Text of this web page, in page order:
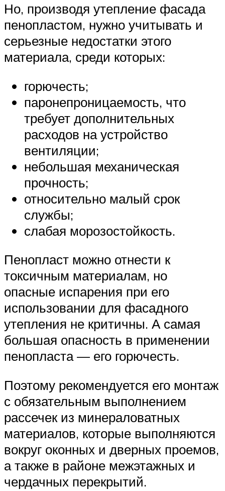
Но, производя утепление фасада
пенопластом, нужно учитывать и
серьезные недостатки этого
материала, среди которых:
горючесть;
паронепроницаемость, что
требует дополнительных
расходов на устройство
вентиляции;
небольшая механическая
прочность;
относительно малый срок
службы;
слабая морозостойкость.
Пенопласт можно отнести к
токсичным материалам, но
опасные испарения при его
использовании для фасадного
утепления не критичны. А самая
большая опасность в применении
пенопласта — его горючесть.
Поэтому рекомендуется его монтаж
с обязательным выполнением
рассечек из минераловатных
материалов, которые выполняются
вокруг оконных и дверных проемов,
а также в районе межэтажных и
чердачных перекрытий.